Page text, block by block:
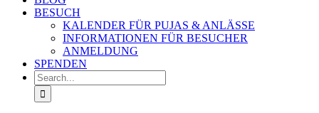
BESUCH
KALENDER FÜR PUJAS & ANLÄSSE
INFORMATIONEN FÜR BESUCHER
ANMELDUNG
SPENDEN
Search
for: